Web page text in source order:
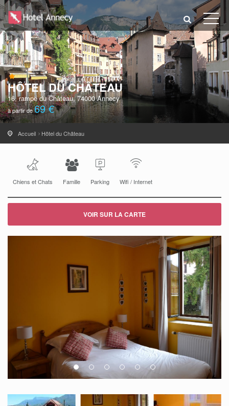
HÔTEL DU CHÂTEAU
16, rampe du Château, 74000 Annecy
à partir de69 €
Accueil Hôtel du Château
Chiens et Chats Famille Parking Wifi / Internet
VOIR SUR LA CARTE